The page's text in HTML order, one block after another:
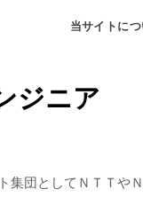
当サイトにつ
ジニア
団としてＮＴＴやＮ